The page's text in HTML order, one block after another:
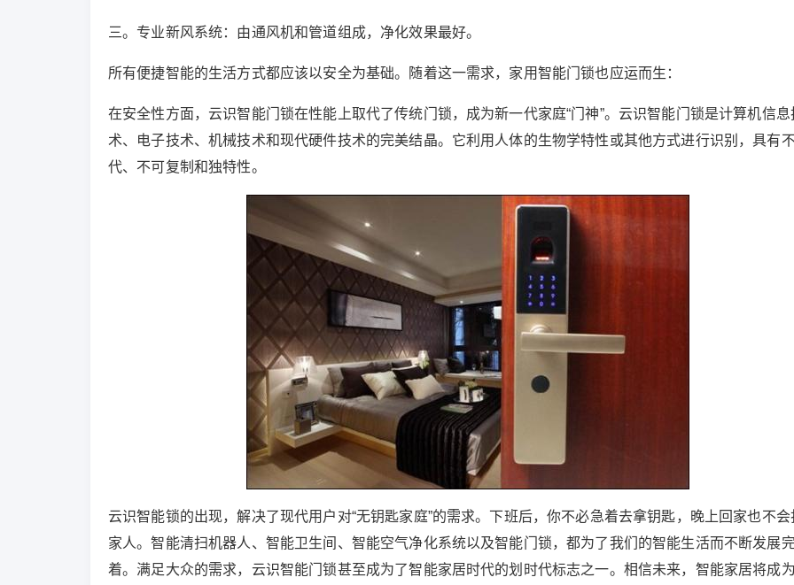
三。专业新风系统：由通风机和管道组成，净化效果最好。
所有便捷智能的生活方式都应该以安全为基础。随着这一需求，家用智能门锁也应运而生：
在安全性方面，云识智能门锁在性能上取代了传统门锁，成为新一代家庭“门神”。云识智能门锁是计算机信息
术、电子技术、机械技术和现代硬件技术的完美结晶。它利用人体的生物学特性或其他方式进行识别，具有
代、不可复制和独特性。
云识智能锁的出现，解决了现代用户对“无钥匙家庭”的需求。下班后，你不必急着去拿钥匙，晚上回家也不会
家人。智能清扫机器人、智能卫生间、智能空气净化系统以及智能门锁，都为了我们的智能生活而不断发展
着。满足大众的需求，云识智能门锁甚至成为了智能家居时代的划时代标志之一。相信未来，智能家居将成
前，清扫机器人是智能生活中最常见的产品之
一。它从扫频技术发展到多传感器融合、导航、
路径规划等智能核心技术。与此同时，与清扫机
断满足大众的需求，智能清扫机器人在不断进化
和提升，实现真正意义上的生活智能化。 智能多
能卫生间座圈和马桶一体化的新型智能卫生间一
体机。智能卫生间越来越被广大家庭所接受，主
要因为它有清洁生活、预防细菌感染、呵护孕
妇、保护老人、预防儿童疾病等优势。 多年来，
马桶不断创新，从材质到造型再到功能智能，各
种款式都适合各类人群。 空气净化系统 现在空气
污染越来越严重，即使在室内也无法避免。目
前，智能空气净化方案有三种： 一。空气净化
器：只能一直循环室内空气，不能与室外空气形
成循环； 2。壁挂式新风：净化后将室外空气送
入室内； 三。专业新风系统：由通风机和管道组
成，净化效果最好。 所有便捷智能的生活方式都
应该以安全为基础。随着这一需求，家用智能门
锁也应运而生： 在安全性方面，云识智能门锁在
性能上取代了传统门锁，成为新一代家庭“门神”。
械技术和现代硬件技术的完美结晶。它利用人体
的生物学特性或其他方式进行识别，具有不可替